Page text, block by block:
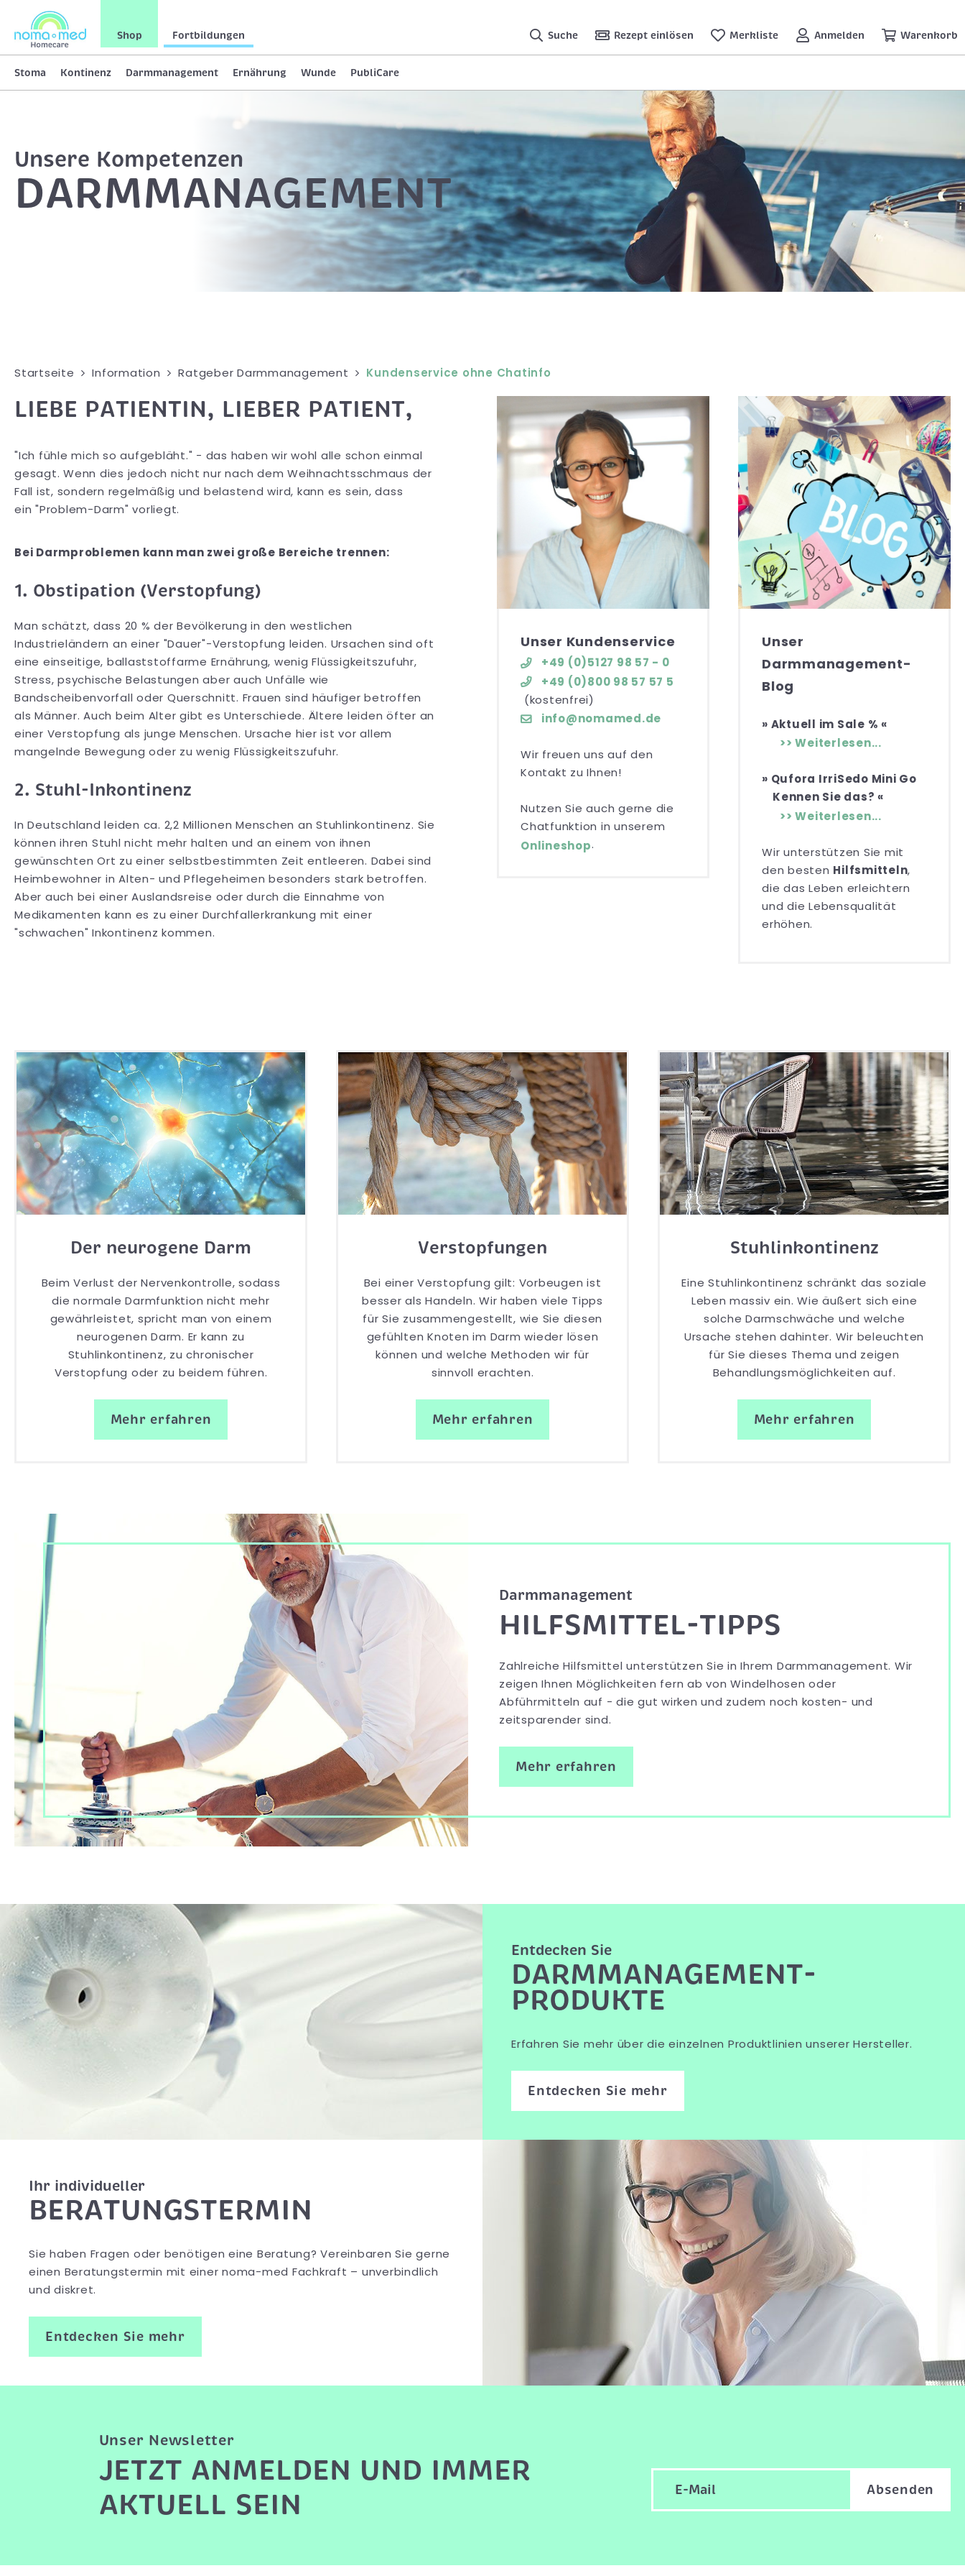
Shop Fortbildungen Suche Rezept einlösen Merkliste Anmelden Warenkorb
Stoma Kontinenz Darmmanagement Ernährung Wunde PubliCare
Unsere Kompetenzen
DARMMANAGEMENT
Startseite Information Ratgeber Darmmanagement Kundenservice ohne Chatinfo
LIEBE PATIENTIN, LIEBER PATIENT,
"Ich fühle mich so aufgebläht." - das haben wir wohl alle schon einmal
gesagt. Wenn dies jedoch nicht nur nach dem Weihnachtsschmaus der
Fall ist, sondern regelmäßig und belastend wird, kann es sein, dass
ein "Problem-Darm" vorliegt.
Bei Darmproblemen kann man zwei große Bereiche trennen:
1. Obstipation (Verstopfung)
Man schätzt, dass 20 % der Bevölkerung in den westlichen
Industrieländern an einer "Dauer"-Verstopfung leiden. Ursachen sind oft
eine einseitige, ballaststoffarme Ernährung, wenig Flüssigkeitszufuhr,
Stress, psychische Belastungen aber auch Unfälle wie
Bandscheibenvorfall oder Querschnitt. Frauen sind häufiger betroffen
als Männer. Auch beim Alter gibt es Unterschiede. Ältere leiden öfter an
einer Verstopfung als junge Menschen. Ursache hier ist vor allem
mangelnde Bewegung oder zu wenig Flüssigkeitszufuhr.
2. Stuhl-Inkontinenz
In Deutschland leiden ca. 2,2 Millionen Menschen an Stuhlinkontinenz. Sie
können ihren Stuhl nicht mehr halten und an einem von ihnen
gewünschten Ort zu einer selbstbestimmten Zeit entleeren. Dabei sind
Heimbewohner in Alten- und Pflegeheimen besonders stark betroffen.
Aber auch bei einer Auslandsreise oder durch die Einnahme von
Medikamenten kann es zu einer Durchfallerkrankung mit einer
"schwachen" Inkontinenz kommen.
Unser Kundenservice
+49 (0)5127 98 57 - 0
+49 (0)800 98 57 57 5
(kostenfrei)
info@nomamed.de
Wir freuen uns auf den
Kontakt zu Ihnen!
Nutzen Sie auch gerne die
Chatfunktion in unserem
Onlineshop.
Unser
Darmmanagement-
Blog
» Aktuell im Sale % «
>> Weiterlesen...
» Qufora IrriSedo Mini Go
Kennen Sie das? «
>> Weiterlesen...
Wir unterstützen Sie mit
den besten Hilfsmitteln,
die das Leben erleichtern
und die Lebensqualität
erhöhen.
Der neurogene Darm
Beim Verlust der Nervenkontrolle, sodass
die normale Darmfunktion nicht mehr
gewährleistet, spricht man von einem
neurogenen Darm. Er kann zu
Stuhlinkontinenz, zu chronischer
Verstopfung oder zu beidem führen.
Mehr erfahren
Verstopfungen
Bei einer Verstopfung gilt: Vorbeugen ist
besser als Handeln. Wir haben viele Tipps
für Sie zusammengestellt, wie Sie diesen
gefühlten Knoten im Darm wieder lösen
können und welche Methoden wir für
sinnvoll erachten.
Mehr erfahren
Stuhlinkontinenz
Eine Stuhlinkontinenz schränkt das soziale
Leben massiv ein. Wie äußert sich eine
solche Darmschwäche und welche
Ursache stehen dahinter. Wir beleuchten
für Sie dieses Thema und zeigen
Behandlungsmöglichkeiten auf.
Mehr erfahren
Darmmanagement
HILFSMITTEL-TIPPS
Zahlreiche Hilfsmittel unterstützen Sie in Ihrem Darmmanagement. Wir
zeigen Ihnen Möglichkeiten fern ab von Windelhosen oder
Abführmitteln auf - die gut wirken und zudem noch kosten- und
zeitsparender sind.
Mehr erfahren
Entdecken Sie
DARMMANAGEMENT-
PRODUKTE
Erfahren Sie mehr über die einzelnen Produktlinien unserer Hersteller.
Entdecken Sie mehr
Ihr individueller
BERATUNGSTERMIN
Sie haben Fragen oder benötigen eine Beratung? Vereinbaren Sie gerne
einen Beratungstermin mit einer noma-med Fachkraft – unverbindlich
und diskret.
Entdecken Sie mehr
Unser Newsletter
JETZT ANMELDEN UND IMMER
AKTUELL SEIN
Absenden